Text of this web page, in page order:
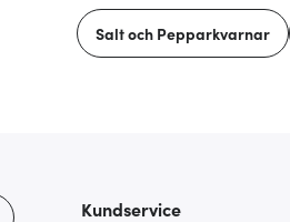
Salt och Pepparkvarnar
Kundservice